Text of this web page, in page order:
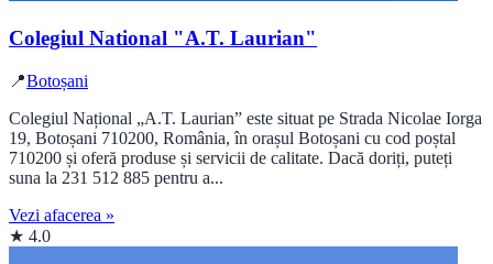
Colegiul National "A.T. Laurian"
📍Botoșani
Colegiul Național „A.T. Laurian” este situat pe Strada Nicolae Iorga
19, Botoșani 710200, România, în orașul Botoșani cu cod poștal
710200 și oferă produse și servicii de calitate. Dacă doriți, puteți
suna la 231 512 885 pentru a...
Vezi afacerea »
★ 4.0